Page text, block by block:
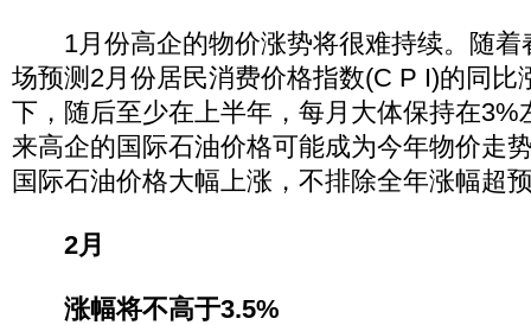
1月份高企的物价涨势将很难持续。随着
场预测2月份居民消费价格指数(C P I)的同比
下，随后至少在上半年，每月大体保持在3%
来高企的国际石油价格可能成为今年物价走
国际石油价格大幅上涨，不排除全年涨幅超
2月
涨幅将不高于3.5%